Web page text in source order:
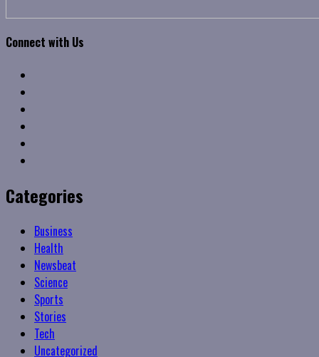
Connect with Us
Categories
Business
Health
Newsbeat
Science
Sports
Stories
Tech
Uncategorized